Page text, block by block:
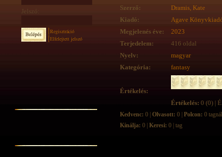
Jelszó:
Regisztráció
Elfelejtett jelszó
Szerző:
Dramis, Kate
Kiadó:
Agave
Megjelenés éve:
2023
Terjedelem:
416 oldal
Nyelv:
magyar
Kategória:
fantasy
Értékelés:
Értékelés: 0 (0) |
Kedvenc: 0 | Olvasott: 0 | Polcon: 0 tagnál
Kínálja: 0 | Keresi: 0 | tag